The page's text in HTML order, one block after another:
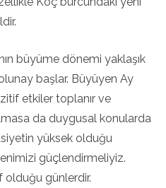
büyüme dönemi yaklaşık
başlar. Büyüyen Ay
etkiler toplanır ve
da duygusal konularda
yüksek olduğu
güçlendirmeliyiz.
olduğu günlerdir.